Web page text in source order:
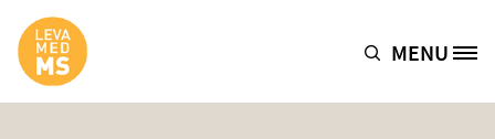
Site Logo MENU